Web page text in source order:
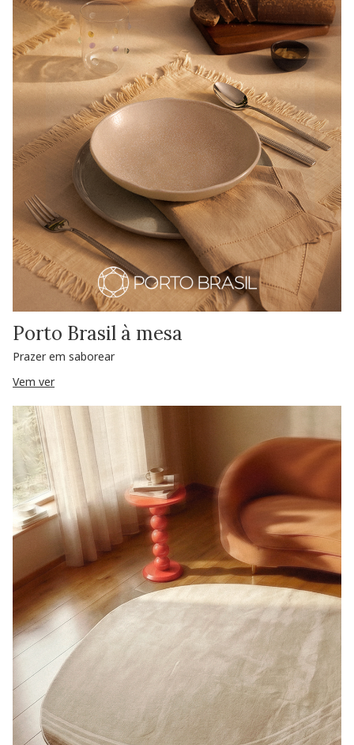
Porto Brasil à mesa
Prazer em saborear
Vem ver